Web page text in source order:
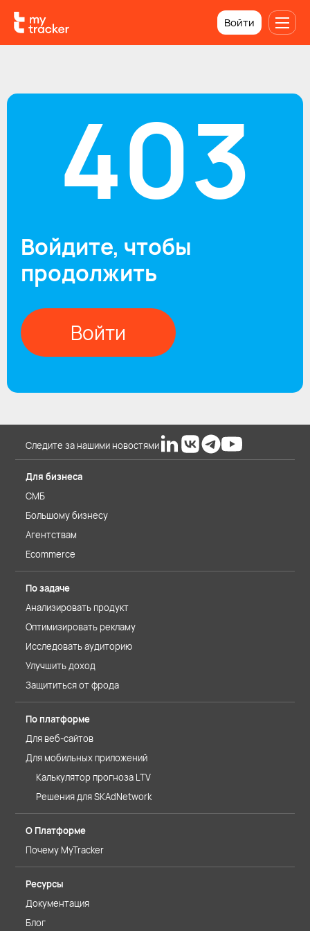
Войти
403
Войдите, чтобы
продолжить
Войти
Следите за нашими новостями
Для бизнеса
СМБ
Большому бизнесу
Агентствам
Ecommerce
По задаче
Анализировать продукт
Оптимизировать рекламу
Исследовать аудиторию
Улучшить доход
Защититься от фрода
По платформе
Для веб-сайтов
Для мобильных приложений
Калькулятор прогноза LTV
Решения для SKAdNetwork
О Платформе
Почему MyTracker
Ресурсы
Документация
Блог